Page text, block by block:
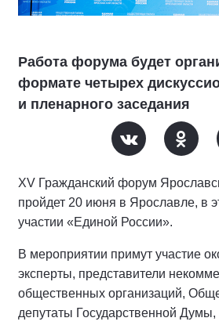
Работа форума будет
формате четырех
и пленарного заседания
XV Гражданский форум
пройдет 20 июня в Ярославле, в
участии «Единой России».
В мероприятии примут участие
эксперты, представители
общественных организаций,
депутаты Государственной